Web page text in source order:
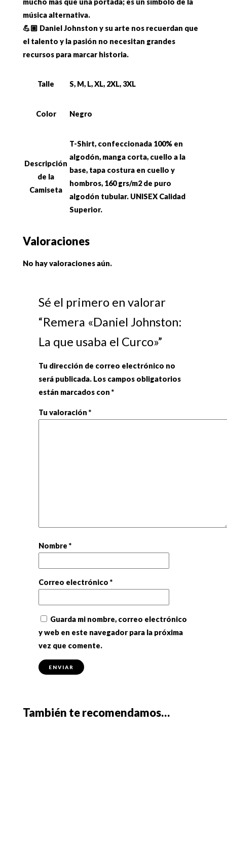
mucho más que una portada; es un símbolo de la
música alternativa.
💪🏼 Daniel Johnston y su arte nos recuerdan que
el talento y la pasión no necesitan grandes
recursos para marcar historia.
Talle S, M, L, XL, 2XL, 3XL
Color Negro
Descripción
de la
Camiseta
T-Shirt, confeccionada 100% en
algodón, manga corta, cuello a la
base, tapa costura en cuello y
hombros, 160 grs/m2 de puro
algodón tubular. UNISEX Calidad
Superior.
Valoraciones
No hay valoraciones aún.
Sé el primero en valorar
“Remera «Daniel Johnston:
La que usaba el Curco»”
Tu dirección de correo electrónico no
será publicada. Los campos obligatorios
están marcados con*
Tu valoración*
Nombre*
Correo electrónico*
Guarda mi nombre, correo electrónico
y web en este navegador para la próxima
vez que comente.
También te recomendamos…